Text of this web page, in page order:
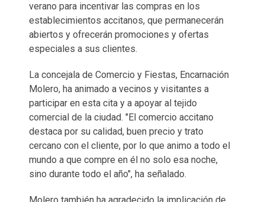
verano para incentivar las compras en los
establecimientos accitanos, que permanecerán
abiertos y ofrecerán promociones y ofertas
especiales a sus clientes.
La concejala de Comercio y Fiestas, Encarnación
Molero, ha animado a vecinos y visitantes a
participar en esta cita y a apoyar al tejido
comercial de la ciudad. "El comercio accitano
destaca por su calidad, buen precio y trato
cercano con el cliente, por lo que animo a todo el
mundo a que compre en él no solo esa noche,
sino durante todo el año", ha señalado.